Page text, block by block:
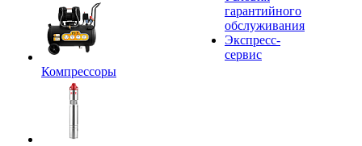
Компрессоры
гарантийного
обслуживания
Экспресс-
сервис